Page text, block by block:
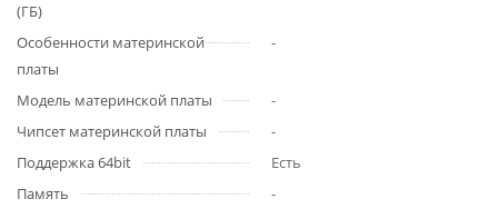
(ГБ)
Особенности материнской
платы
-
Модель материнской платы
-
Чипсет материнской платы
-
Поддержка 64bit
Есть
Память
-